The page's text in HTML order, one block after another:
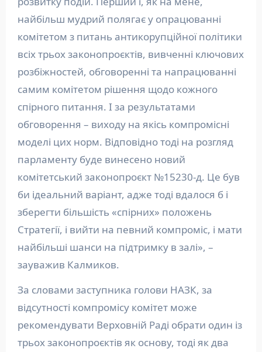
найбільш мудрий полягає у опрацюванні
комітетом з питань антикорупційної політики
всіх трьох законопроєктів, вивченні ключових
розбіжностей, обговоренні та напрацюванні
самим комітетом рішення щодо кожного
спірного питання. І за результатами
обговорення – виходу на якісь компромісні
моделі цих норм. Відповідно тоді на розгляд
парламенту буде винесено новий
комітетський законопроєкт №15230-д. Це був
би ідеальний варіант, адже тоді вдалося б і
зберегти більшість «спірних» положень
Стратегії, і вийти на певний компроміс, і мати
найбільші шанси на підтримку в залі», –
зауважив Калмиков.
За словами заступника голови НАЗК, за
відсутності компромісу комітет може
рекомендувати Верховній Раді обрати один із
трьох законопроєктів як основу, тоді як два